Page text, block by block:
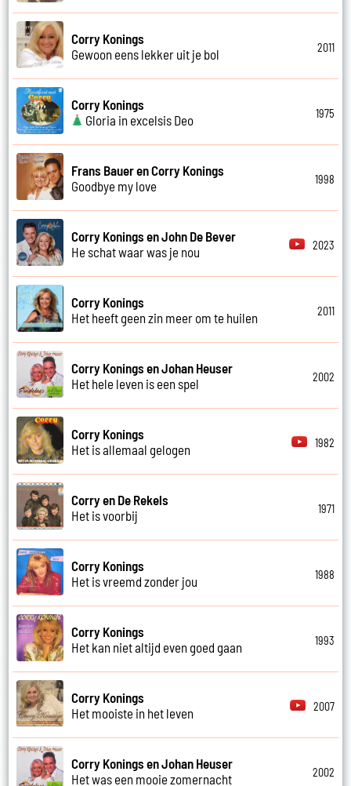
Corry Konings
Gewoon eens lekker uit je bol
2011
Corry Konings
Gloria in excelsis Deo
1975
Frans Bauer en Corry Konings
Goodbye my love
1998
Corry Konings en John De Bever
He schat waar was je nou
2023
Corry Konings
Het heeft geen zin meer om te huilen
2011
Corry Konings en Johan Heuser
Het hele leven is een spel
2002
Corry Konings
Het is allemaal gelogen
1982
Corry en De Rekels
Het is voorbij
1971
Corry Konings
Het is vreemd zonder jou
1988
Corry Konings
Het kan niet altijd even goed gaan
1993
Corry Konings
Het mooiste in het leven
2007
Corry Konings en Johan Heuser
Het was een mooie zomernacht
2002